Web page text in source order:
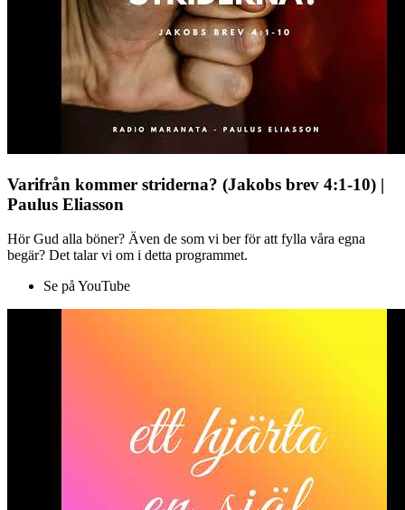
Varifrån kommer striderna? (Jakobs brev 4:1-10) |
Paulus Eliasson
Hör Gud alla böner? Även de som vi ber för att fylla våra egna
begär? Det talar vi om i detta programmet.
Se på YouTube